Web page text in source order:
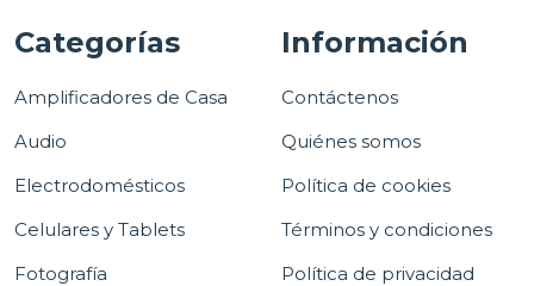
Categorías
Amplificadores de Casa
Audio
Electrodomésticos
Celulares y Tablets
Fotografía
Información
Contáctenos
Quiénes somos
Política de cookies
Términos y condiciones
Política de privacidad